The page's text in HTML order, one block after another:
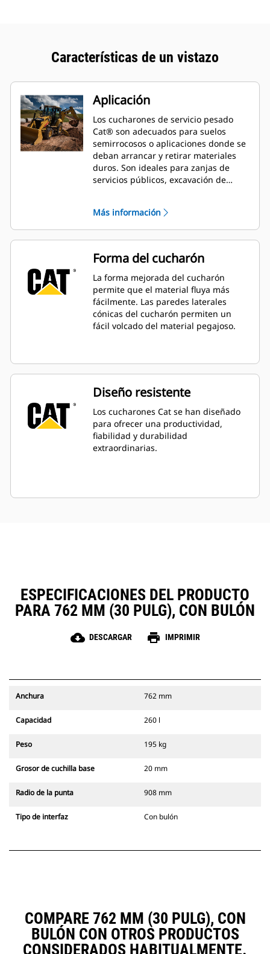
Características de un vistazo
Aplicación
Los cucharones de servicio pesado
Cat® son adecuados para suelos
semirrocosos o aplicaciones donde se
deban arrancar y retirar materiales
duros. Son ideales para zanjas de
servicios públicos, excavación de
construcción, paisajismo y servicios
públicos.
Más información
Forma del cucharón
La forma mejorada del cucharón
permite que el material fluya más
fácilmente. Las paredes laterales
cónicas del cucharón permiten un
fácil volcado del material pegajoso.
Diseño resistente
Los cucharones Cat se han diseñado
para ofrecer una productividad,
fiabilidad y durabilidad
extraordinarias.
ESPECIFICACIONES DEL PRODUCTO
PARA 762 MM (30 PULG), CON BULÓN
cloud_download DESCARGAR print IMPRIMIR
Anchura 762 mm
Capacidad 260 l
Peso 195 kg
Grosor de cuchilla base 20 mm
Radio de la punta 908 mm
Tipo de interfaz Con bulón
COMPARE 762 MM (30 PULG), CON
BULÓN CON OTROS PRODUCTOS
CONSIDERADOS HABITUALMENTE.